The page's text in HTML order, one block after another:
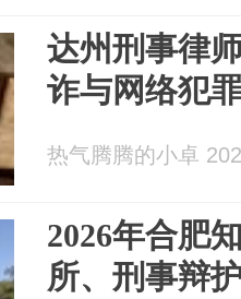
达州刑事律
诈与网络犯
热气腾腾的小卓
2026年合肥
所、刑事辩